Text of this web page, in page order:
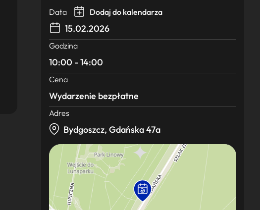
Data Dodaj do kalendarza
15.02.2026
Godzina
10:00 - 14:00
Cena
Wydarzenie bezpłatne
Adres
Bydgoszcz, Gdańska 47a